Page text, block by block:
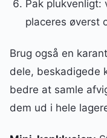
Pak plukvenligt:
placeres øverst
Brug også en
dele, beskadigede
bedre at samle
dem ud i hele